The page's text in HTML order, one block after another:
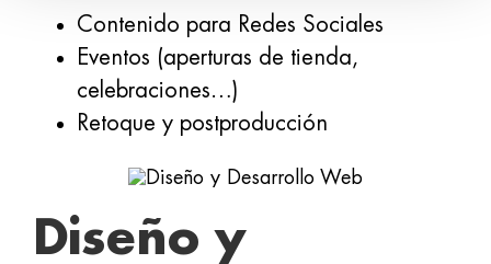
Contenido para Redes Sociales
Eventos (aperturas de tienda,
celebraciones…)
Retoque y postproducción
Diseño y